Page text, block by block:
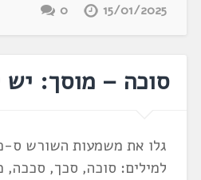
15/01/2025
0
סוכה – מוסך:
גלו את משמעות השורש
למילים: סוכה, סכך, סככה,